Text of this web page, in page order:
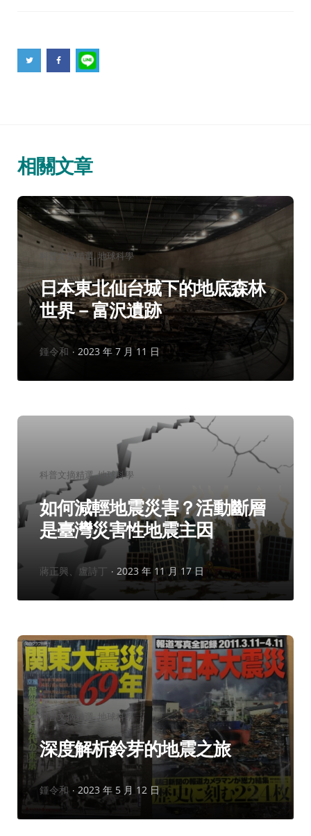
相關文章
分
科普文摘精選 地球科學
日本東北仙台城下的地底森林
世界－富沢遺跡
作
鍾令和 2023 年 7 月 11 日
分
類：
科普文摘精選 地球科學
如何減輕地震災害？活動斷層
是臺灣災害性地震主因
作
蔣正興、盧詩丁 2023 年 11 月 17 日
分
類：
科普文摘精選 地球科學
深度解析鈴芽的地震之旅
作
鍾令和 2023 年 5 月 12 日